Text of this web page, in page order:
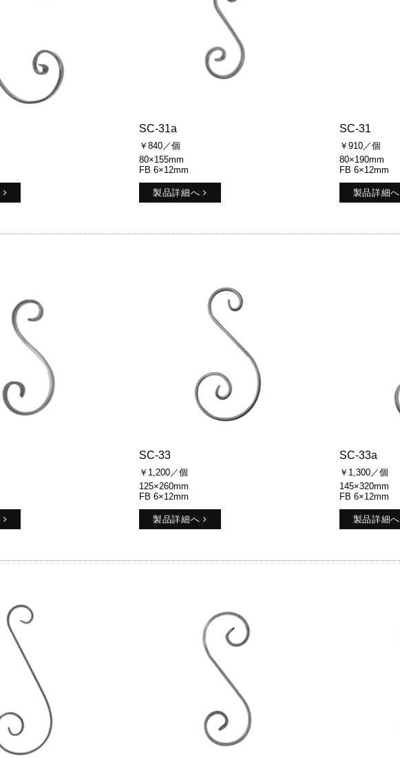
SC-31a
￥840／個
80×155mm
FB 6×12mm
製品詳細へ
SC-31
￥910／個
80×190mm
FB 6×12mm
製品詳細へ
SC-33
￥1,200／個
125×260mm
FB 6×12mm
製品詳細へ
SC-33a
￥1,300／個
145×320mm
FB 6×12mm
製品詳細へ